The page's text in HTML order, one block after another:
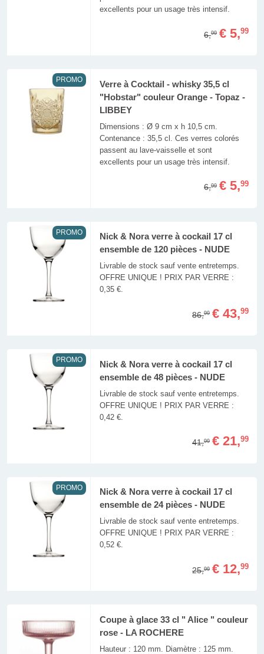
excellents pour un usage très intensif.
6,99 € 5,99
PROMO
Verre à Cocktail - whisky 35,5 cl
"Hobstar" couleur Orange - Topaz -
LIBBEY
Dimensions : Ø 9 cm x h 10,5 cm.
Contenance : 35,5 cl. Ces verres colorés
passent au lave-vaisselle et sont
excellents pour un usage très intensif.
6,99 € 5,99
PROMO
Nick & Nora verre à cockail 17 cl
ensemble de 120 pièces - NUDE
Livrable de stock sauf vente entretemps.
OFFRE UNIQUE ! PRIX PAR VERRE :
0,35 €.
86,99 € 43,99
PROMO
Nick & Nora verre à cockail 17 cl
ensemble de 48 pièces - NUDE
Livrable de stock sauf vente entretemps.
OFFRE UNIQUE ! PRIX PAR VERRE :
0,42 €.
41,99 € 21,99
PROMO
Nick & Nora verre à cockail 17 cl
ensemble de 24 pièces - NUDE
Livrable de stock sauf vente entretemps.
OFFRE UNIQUE ! PRIX PAR VERRE :
0,52 €.
25,99 € 12,99
Coupe à glace 33 cl " Alice " couleur
rose - LA ROCHERE
Hauteur : 120 mm. Diamètre : 125 mm.